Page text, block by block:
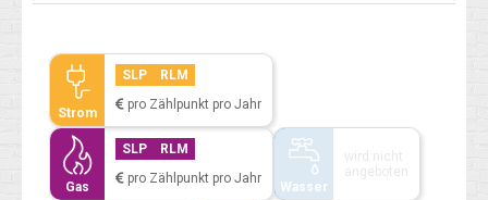
Strom
SLP
RLM
pro Zählpunkt pro Jahr
Gas
SLP
RLM
pro Zählpunkt pro Jahr
Wasser